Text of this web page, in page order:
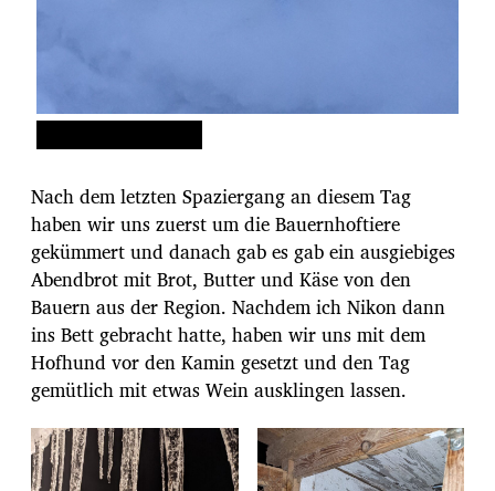
Nach dem letzten Spaziergang an diesem Tag
haben wir uns zuerst um die Bauernhoftiere
gekümmert und danach gab es gab ein ausgiebiges
Abendbrot mit Brot, Butter und Käse von den
Bauern aus der Region. Nachdem ich Nikon dann
ins Bett gebracht hatte, haben wir uns mit dem
Hofhund vor den Kamin gesetzt und den Tag
gemütlich mit etwas Wein ausklingen lassen.